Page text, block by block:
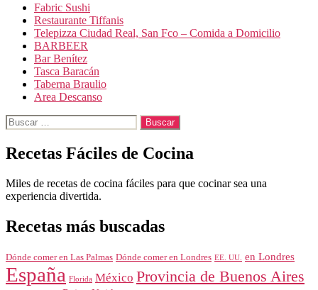
Fabric Sushi
Restaurante Tiffanis
Telepizza Ciudad Real, San Fco – Comida a Domicilio
BARBEER
Bar Benítez
Tasca Baracán
Taberna Braulio
Area Descanso
Buscar:
Recetas Fáciles de Cocina
Miles de recetas de cocina fáciles para que cocinar sea una
experiencia divertida.
Recetas más buscadas
Dónde comer en Las Palmas Dónde comer en Londres EE. UU. en Londres
España Florida México Provincia de Buenos Aires